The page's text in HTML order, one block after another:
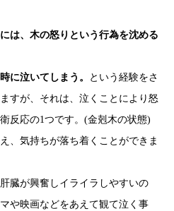
は、木の怒りという行為を沈める
に泣いてしまう。
という経験をさ
すが、それは、泣くことにより怒
反応の1つです。(金剋木の状態)
、気持ちが落ち着くことができま
臓が興奮しイライラしやすいの
や映画などをあえて観て泣く事